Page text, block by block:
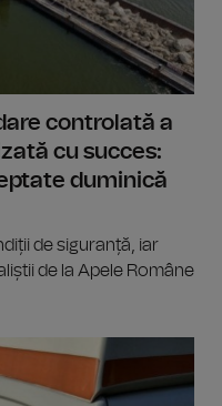
controlată a
cu succes:
duminică
de siguranță, iar
de la Apele Române